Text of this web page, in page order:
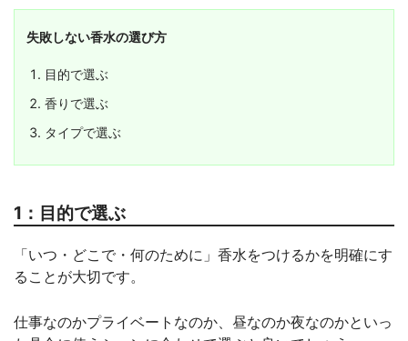
失敗しない香水の選び方
目的で選ぶ
香りで選ぶ
タイプで選ぶ
1：目的で選ぶ
「いつ・どこで・何のために」香水をつけるかを明確にす
ることが大切です。
仕事なのかプライベートなのか、昼なのか夜なのかといっ